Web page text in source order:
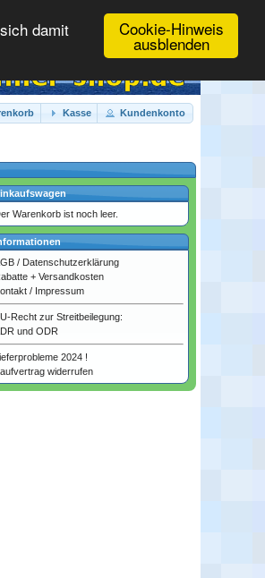
Cookie-Hinweis
ausblenden
damit
Kasse Kundenkonto
Warenkorb ist noch leer.
/ Datenschutzerklärung
+ Versandkosten
/ Impressum
Recht zur Streitbeilegung:
und ODR
2024 !
widerrufen